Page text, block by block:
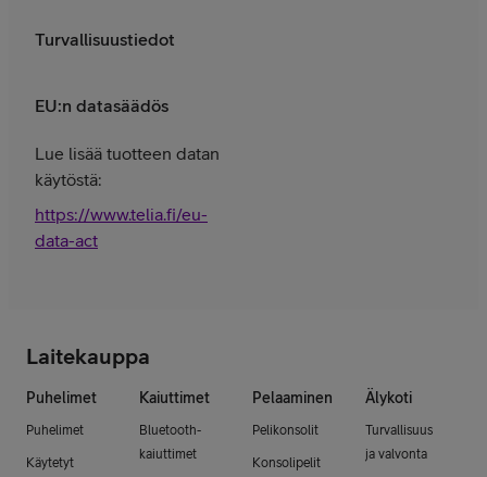
Turvallisuustiedot
EU:n datasäädös
Lue lisää tuotteen datan
käytöstä:
https://www.telia.fi/eu-
data-act
Laitekauppa
Puhelimet
Puhelimet
Käytetyt
Kaiuttimet
Bluetooth-
kaiuttimet
Pelaaminen
Pelikonsolit
Konsolipelit
Älykoti
Turvallisuus
ja valvonta